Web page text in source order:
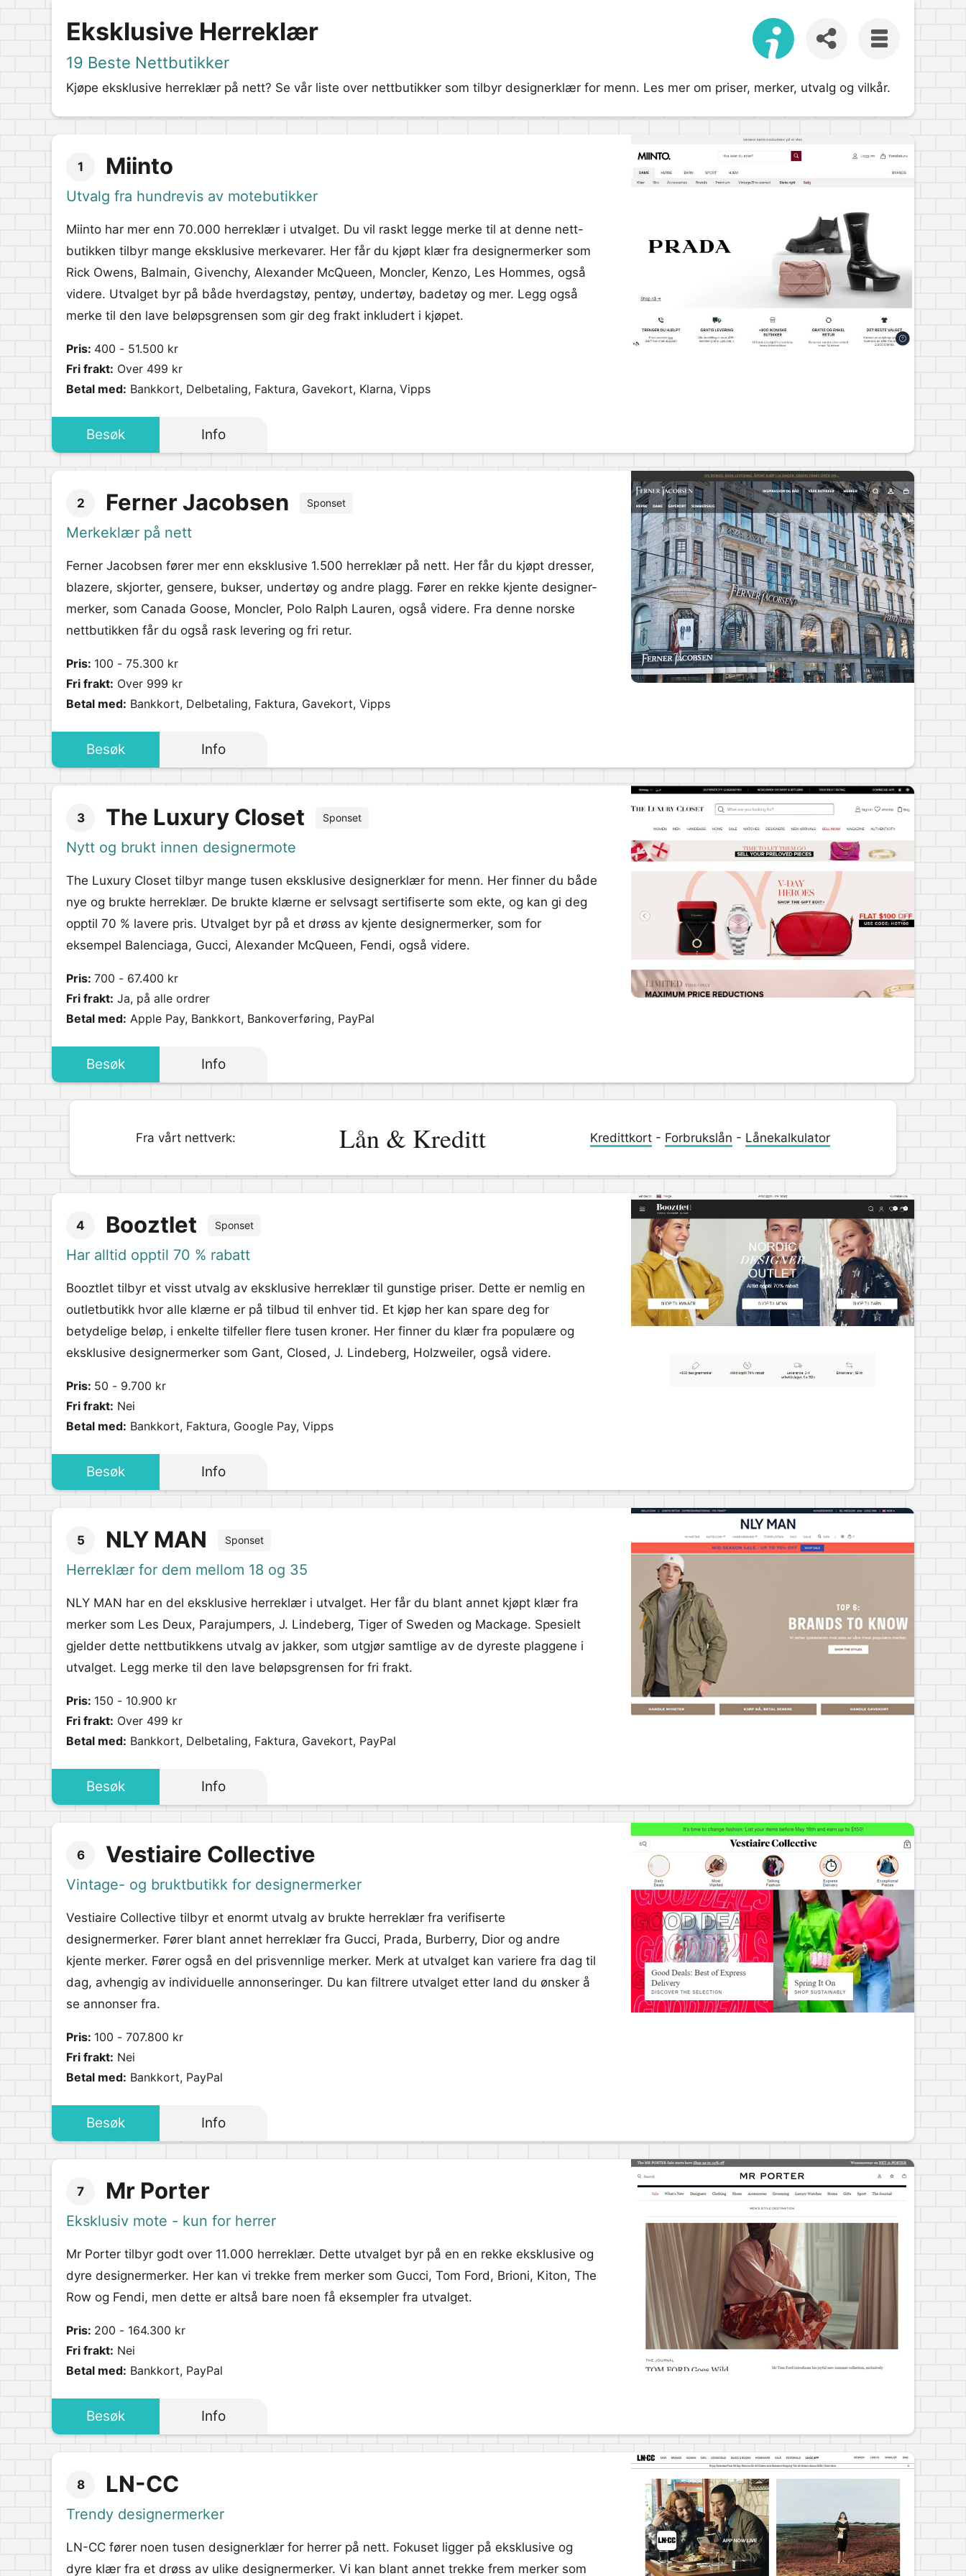
Eksklusive Herreklær
19 Beste Nettbutikker
Kjøpe eksklusive herreklær på nett? Se vår liste over nettbutikker som tilbyr designerklær for menn. Les mer om priser, merker, utvalg og vilkår.
1 Miinto
Utvalg fra hundrevis av motebutikker
Miinto har mer enn 70.000 herreklær i utvalget. Du vil raskt legge merke til at denne nett-
butikken tilbyr mange eksklusive merkevarer. Her får du kjøpt klær fra designermerker som
Rick Owens, Balmain, Givenchy, Alexander McQueen, Moncler, Kenzo, Les Hommes, også
videre. Utvalget byr på både hverdagstøy, pentøy, undertøy, badetøy og mer. Legg også
merke til den lave beløpsgrensen som gir deg frakt inkludert i kjøpet.
Pris: 400 - 51.500 kr
Fri frakt: Over 499 kr
Betal med: Bankkort, Delbetaling, Faktura, Gavekort, Klarna, Vipps
Besøk Info
2 Ferner Jacobsen Sponset
Merkeklær på nett
Ferner Jacobsen fører mer enn eksklusive 1.500 herreklær på nett. Her får du kjøpt dresser,
blazere, skjorter, gensere, bukser, undertøy og andre plagg. Fører en rekke kjente designer-
merker, som Canada Goose, Moncler, Polo Ralph Lauren, også videre. Fra denne norske
nettbutikken får du også rask levering og fri retur.
Pris: 100 - 75.300 kr
Fri frakt: Over 999 kr
Betal med: Bankkort, Delbetaling, Faktura, Gavekort, Vipps
Besøk Info
3 The Luxury Closet Sponset
Nytt og brukt innen designermote
The Luxury Closet tilbyr mange tusen eksklusive designerklær for menn. Her finner du både
nye og brukte herreklær. De brukte klærne er selvsagt sertifiserte som ekte, og kan gi deg
opptil 70 % lavere pris. Utvalget byr på et drøss av kjente designermerker, som for
eksempel Balenciaga, Gucci, Alexander McQueen, Fendi, også videre.
Pris: 700 - 67.400 kr
Fri frakt: Ja, på alle ordrer
Betal med: Apple Pay, Bankkort, Bankoverføring, PayPal
Besøk Info
Fra vårt nettverk: Lån & Kreditt Kredittkort- Forbrukslån - Lånekalkulator
4 Booztlet Sponset
Har alltid opptil 70 % rabatt
Booztlet tilbyr et visst utvalg av eksklusive herreklær til gunstige priser. Dette er nemlig en
outletbutikk hvor alle klærne er på tilbud til enhver tid. Et kjøp her kan spare deg for
betydelige beløp, i enkelte tilfeller flere tusen kroner. Her finner du klær fra populære og
eksklusive designermerker som Gant, Closed, J. Lindeberg, Holzweiler, også videre.
Pris: 50 - 9.700 kr
Fri frakt: Nei
Betal med: Bankkort, Faktura, Google Pay, Vipps
Besøk Info
5 NLY MAN Sponset
Herreklær for dem mellom 18 og 35
NLY MAN har en del eksklusive herreklær i utvalget. Her får du blant annet kjøpt klær fra
merker som Les Deux, Parajumpers, J. Lindeberg, Tiger of Sweden og Mackage. Spesielt
gjelder dette nettbutikkens utvalg av jakker, som utgjør samtlige av de dyreste plaggene i
utvalget. Legg merke til den lave beløpsgrensen for fri frakt.
Pris: 150 - 10.900 kr
Fri frakt: Over 499 kr
Betal med: Bankkort, Delbetaling, Faktura, Gavekort, PayPal
Besøk Info
6 Vestiaire Collective
Vintage- og bruktbutikk for designermerker
Vestiaire Collective tilbyr et enormt utvalg av brukte herreklær fra verifiserte
designermerker. Fører blant annet herreklær fra Gucci, Prada, Burberry, Dior og andre
kjente merker. Fører også en del prisvennlige merker. Merk at utvalget kan variere fra dag til
dag, avhengig av individuelle annonseringer. Du kan filtrere utvalget etter land du ønsker å
se annonser fra.
Pris: 100 - 707.800 kr
Fri frakt: Nei
Betal med: Bankkort, PayPal
Besøk Info
7 Mr Porter
Eksklusiv mote - kun for herrer
Mr Porter tilbyr godt over 11.000 herreklær. Dette utvalget byr på en en rekke eksklusive og
dyre designermerker. Her kan vi trekke frem merker som Gucci, Tom Ford, Brioni, Kiton, The
Row og Fendi, men dette er altså bare noen få eksempler fra utvalget.
Pris: 200 - 164.300 kr
Fri frakt: Nei
Betal med: Bankkort, PayPal
Besøk Info
8 LN-CC
Trendy designermerker
LN-CC fører noen tusen designerklær for herrer på nett. Fokuset ligger på eksklusive og
dyre klær fra et drøss av ulike designermerker. Vi kan blant annet trekke frem merker som